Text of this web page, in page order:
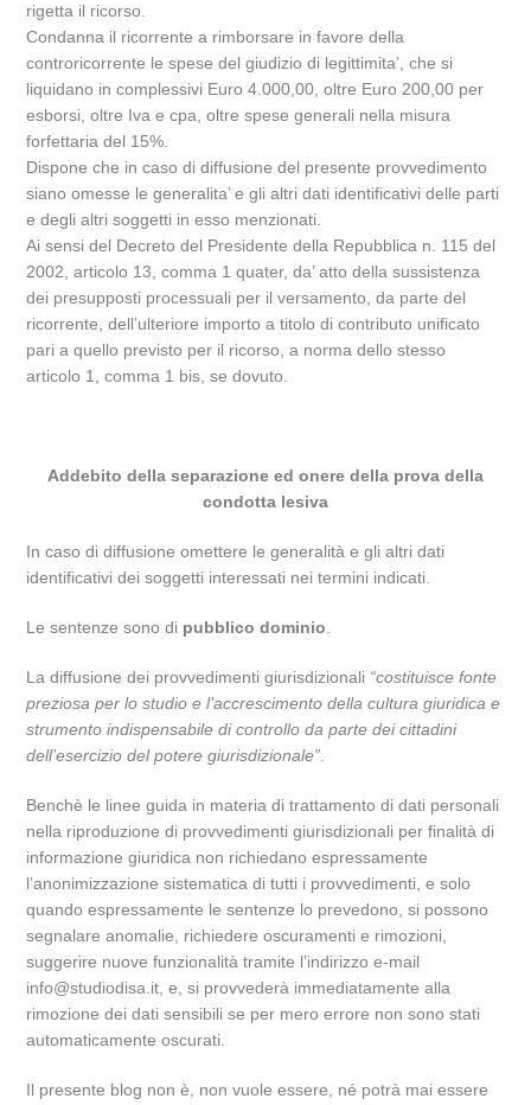
rigetta il ricorso.
Condanna il ricorrente a rimborsare in favore della
controricorrente le spese del giudizio di legittimita’, che si
liquidano in complessivi Euro 4.000,00, oltre Euro 200,00 per
esborsi, oltre Iva e cpa, oltre spese generali nella misura
forfettaria del 15%.
Dispone che in caso di diffusione del presente provvedimento
siano omesse le generalita’ e gli altri dati identificativi delle parti
e degli altri soggetti in esso menzionati.
Ai sensi del Decreto del Presidente della Repubblica n. 115 del
2002, articolo 13, comma 1 quater, da’ atto della sussistenza
dei presupposti processuali per il versamento, da parte del
ricorrente, dell’ulteriore importo a titolo di contributo unificato
pari a quello previsto per il ricorso, a norma dello stesso
articolo 1, comma 1 bis, se dovuto.
Addebito della separazione ed onere della prova della
condotta lesiva
In caso di diffusione omettere le generalità e gli altri dati
identificativi dei soggetti interessati nei termini indicati.
Le sentenze sono di pubblico dominio
La diffusione dei provvedimenti giurisdizionali “costituisce fonte
preziosa per lo studio e l’accrescimento della cultura giuridica e
strumento indispensabile di controllo da parte dei cittadini
dell’esercizio del potere giurisdizionale”
Benchè le linee guida in materia di trattamento di dati personali
nella riproduzione di provvedimenti giurisdizionali per finalità di
informazione giuridica non richiedano espressamente
l’anonimizzazione sistematica di tutti i provvedimenti, e solo
quando espressamente le sentenze lo prevedono, si possono
segnalare anomalie, richiedere oscuramenti e rimozioni,
suggerire nuove funzionalità tramite l’indirizzo e-mail
info@studiodisa.it, e, si provvederà immediatamente alla
rimozione dei dati sensibili se per mero errore non sono stati
automaticamente oscurati.
Il presente blog non è, non vuole essere, né potrà mai essere